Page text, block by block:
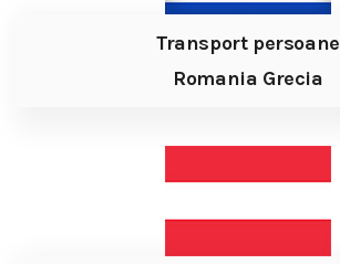
Transport persoane
Romania Grecia